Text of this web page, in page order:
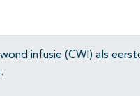
infusie (CWI) als